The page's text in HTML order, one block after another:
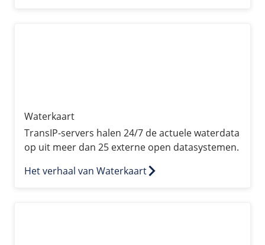
Waterkaart
TransIP-servers halen 24/7 de actuele waterdata
op uit meer dan 25 externe open datasystemen.
Het verhaal van Waterkaart